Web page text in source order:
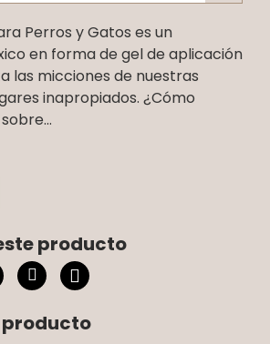
Perros y Gatos es un
en forma de gel de aplicación
las micciones de nuestras
inapropiados. ¿Cómo
producto
producto